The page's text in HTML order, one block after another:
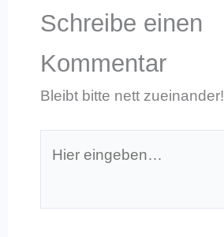
Schreibe einen
Kommentar
Bleibt bitte nett zueinander!
eingeben…